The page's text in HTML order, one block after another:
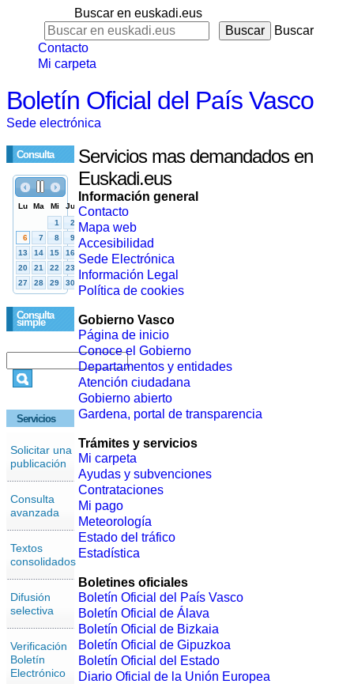
Buscar en euskadi.eus
Buscar
Contacto
Mi carpeta
Boletín Oficial del País Vasco
Sede electrónica
Consulta
Consulta
simple
Servicios
Solicitar una
publicación
Consulta
avanzada
Textos
consolidados
Difusión
selectiva
Verificación
Boletín
Electrónico
Servicios mas demandados en
Euskadi.eus
Información general
Contacto
Mapa web
Accesibilidad
Sede Electrónica
Información Legal
Política de cookies
Gobierno Vasco
Página de inicio
Conoce el Gobierno
Departamentos y entidades
Atención ciudadana
Gobierno abierto
Gardena, portal de transparencia
Trámites y servicios
Mi carpeta
Ayudas y subvenciones
Contrataciones
Mi pago
Meteorología
Estado del tráfico
Estadística
Boletines oficiales
Boletín Oficial del País Vasco
Boletín Oficial de Álava
Boletín Oficial de Bizkaia
Boletín Oficial de Gipuzkoa
Boletín Oficial del Estado
Diario Oficial de la Unión Europea